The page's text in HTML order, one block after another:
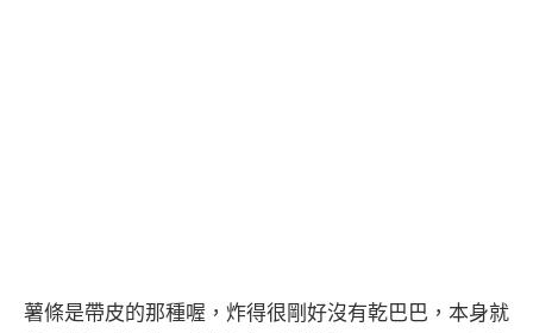
薯條是帶皮的那種喔，炸得很剛好沒有乾巴巴，本身就